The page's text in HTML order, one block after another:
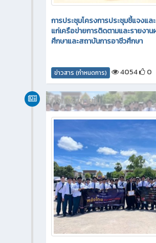
การประชุมโครงการประชุมชี้แจงแล
แก่เครือข่ายการติดตามและรายงา
ศึกษาและสถาบันการอาชีวศึกษา
ข่าวสาร (กำหนดการ) 4054 0
กิจกรรมภายใน